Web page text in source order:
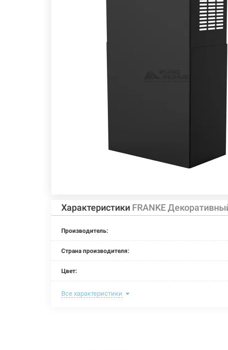
Характеристики FRANKE
Производитель:
Страна производителя:
Цвет:
Высота:
Все характеристики